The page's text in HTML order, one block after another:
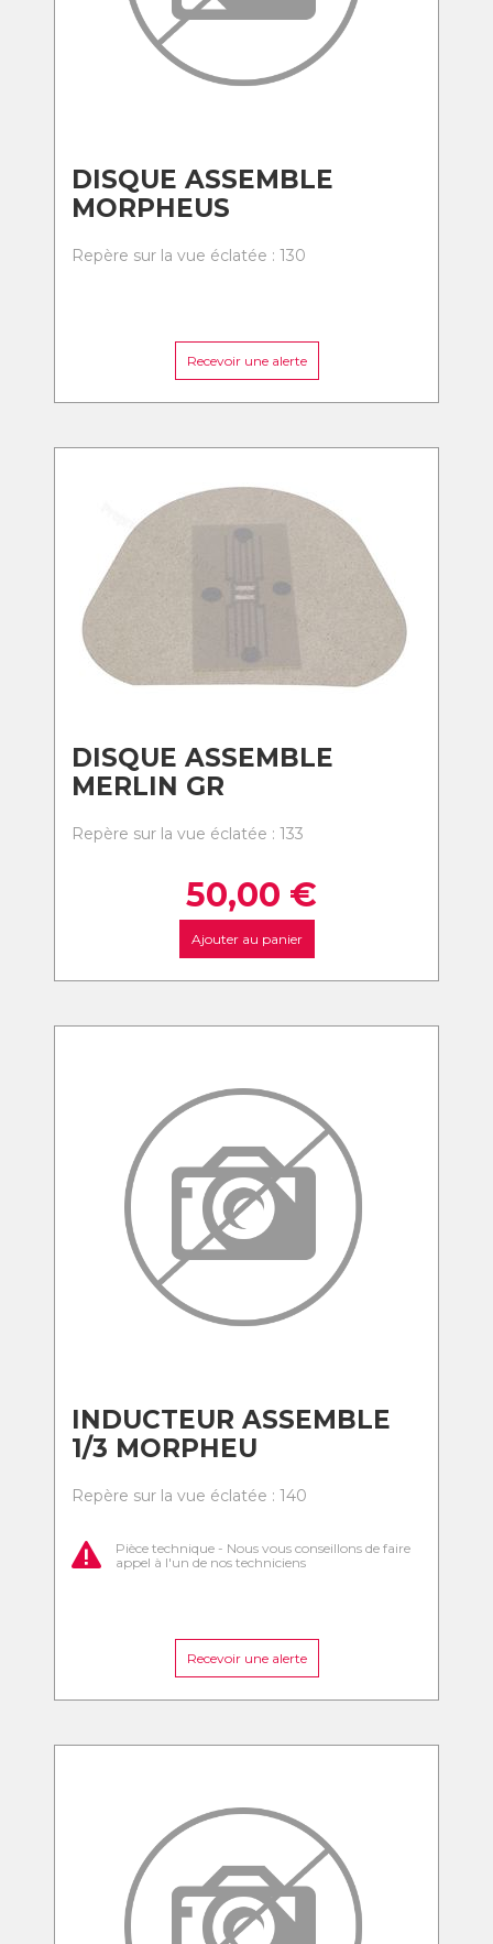
DISQUE ASSEMBLE
MORPHEUS
Repère sur la vue éclatée : 130
Recevoir une alerte
DISQUE ASSEMBLE
MERLIN GR
Repère sur la vue éclatée : 133
50,00 €
Ajouter au panier
INDUCTEUR ASSEMBLE
1/3 MORPHEU
Repère sur la vue éclatée : 140
Pièce technique - Nous vous conseillons de faire
appel à l'un de nos techniciens
Recevoir une alerte